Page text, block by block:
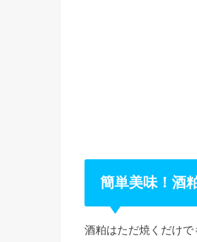
簡単美味！酒
酒粕はただ焼くだけで